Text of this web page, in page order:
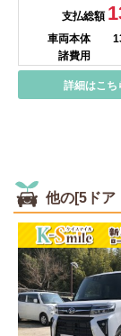
支払総額
車両本体
諸費用
詳細はこち
他の[5ドア